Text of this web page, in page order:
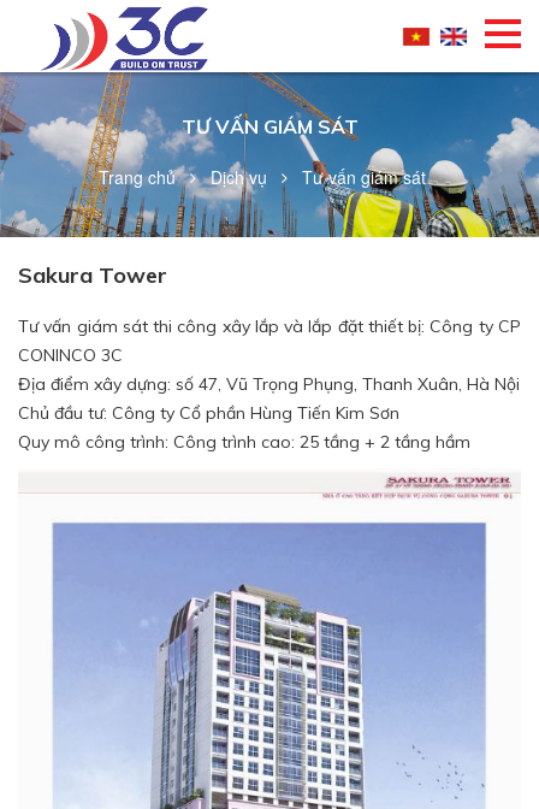
TƯ VẤN GIÁM SÁT
Trang chủ Dịch vụ Tư vấn giám sát
Sakura Tower
Tư vấn giám sát thi công xây lắp và lắp đặt thiết bị: Công ty CP
CONINCO 3C
Địa điểm xây dựng: số 47, Vũ Trọng Phụng, Thanh Xuân, Hà Nội
Chủ đầu tư: Công ty Cổ phần Hùng Tiến Kim Sơn
Quy mô công trình: Công trình cao: 25 tầng + 2 tầng hầm